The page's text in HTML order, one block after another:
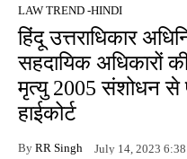
LAW TREND -HINDI
हिंदू उत्तराधिकार
सहदायिक अधिकारों
मृत्यु 2005 संशोधन से
हाईकोर्ट
By RR Singh July 14, 2023